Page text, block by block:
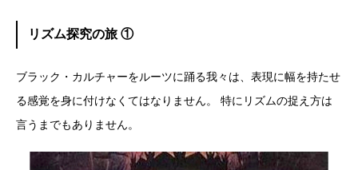
リズム探究の旅 ①
ブラック・カルチャーをルーツに踊る我々は、表現に幅を持たせ
る感覚を身に付けなくてはなりません。 特にリズムの捉え方は
言うまでもありません。